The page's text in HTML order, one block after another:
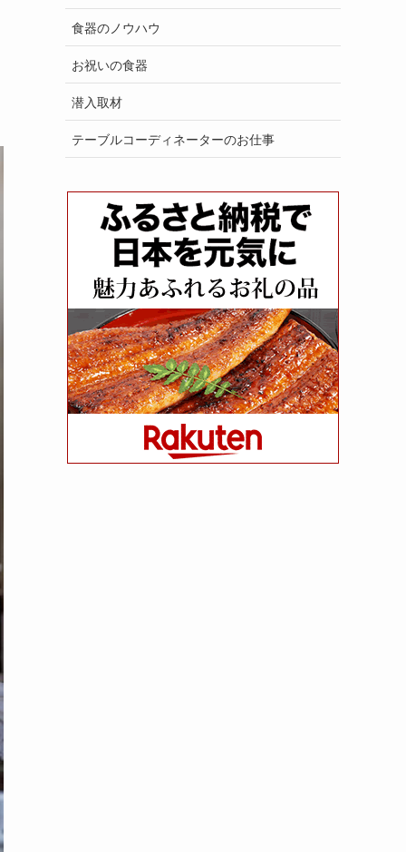
食器のノウハウ
お祝いの食器
潜入取材
テーブルコーディネーターのお仕事